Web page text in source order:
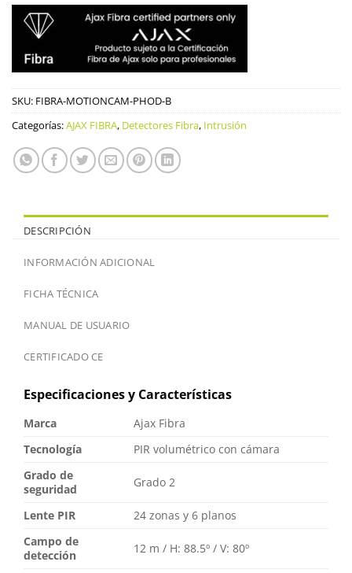
SKU: FIBRA-MOTIONCAM-PHOD-B
Categorías:AJAX FIBRA, Detectores Fibra, Intrusión
DESCRIPCIÓN
INFORMACIÓN ADICIONAL
FICHA TÉCNICA
MANUAL DE USUARIO
CERTIFICADO CE
Especificaciones y Características
Marca
Ajax Fibra
Tecnología
PIR volumétrico con cámara
Grado de
seguridad
Grado 2
Lente PIR
24 zonas y 6 planos
Campo de
detección
12 m / H: 88.5º / V: 80º